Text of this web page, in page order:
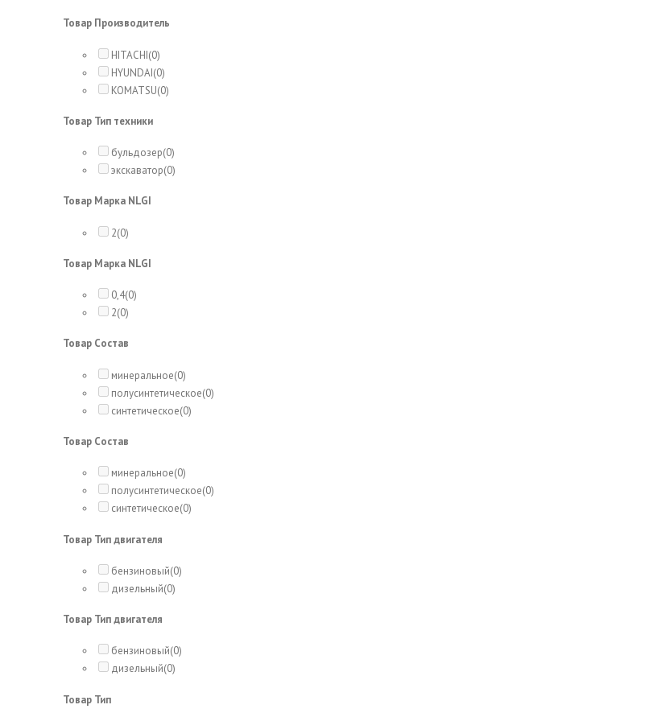
Товар Производитель
HITACHI(0)
HYUNDAI(0)
KOMATSU(0)
Товар Тип техники
бульдозер(0)
экскаватор(0)
Товар Марка NLGI
2(0)
Товар Марка NLGI
0,4(0)
2(0)
Товар Состав
минеральное(0)
полусинтетическое(0)
синтетическое(0)
Товар Состав
минеральное(0)
полусинтетическое(0)
синтетическое(0)
Товар Тип двигателя
бензиновый(0)
дизельный(0)
Товар Тип двигателя
бензиновый(0)
дизельный(0)
Товар Тип